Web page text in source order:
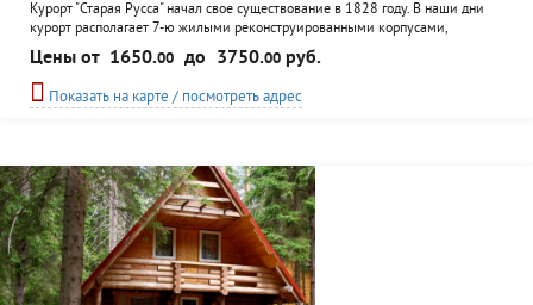
Курорт "Старая Русса" начал свое существование в 1828 году. В наши дни
курорт располагает 7-ю жилыми реконструированными корпусами,
лечебно-диагностическим корпусом, грязелечебницей, питьевой галереей.
Курорт способен разместить до 600 человек. К услугам гостей: столовая,
пляж, ресторан, бар, сауна, танцевальный зал, киноконцертный зал, бассейн,
библиотека,.
Цены от 1650.00 до 3750.00 руб.
Показать на карте / посмотреть адрес